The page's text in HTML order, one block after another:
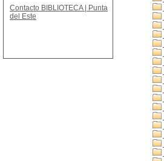
Contacto BIBLIOTECA | Punta
del Este